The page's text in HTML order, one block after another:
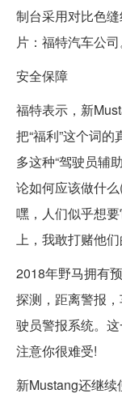
制台采用对比色
片：福特汽车公司
安全保障
福特表示，新
把“福利”这个词
多这种“驾驶员辅
论如何应该做什
嘿，人们似乎想
上，我敢打赌他们
2018年野马拥有
探测，距离警报
驶员警报系统。
注意你很难受!
新Mustang还继